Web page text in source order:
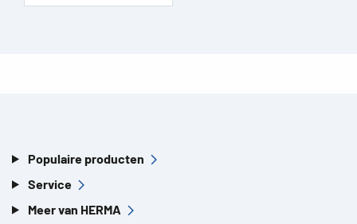
Populaire producten
Service
Meer van HERMA